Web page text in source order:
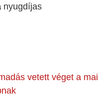
nyugdíjas
vetett véget a mai